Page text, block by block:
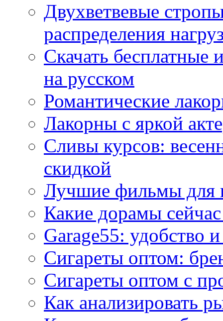
Двухветвевые
распределения
Скачать
на русском
Романтические
Лакорны с яркой
Сливы курсов:
скидкой
Лучшие фильмы для
Какие дорамы
Garage55: удобство
Сигареты оптом:
Сигареты оптом с
Как анализировать